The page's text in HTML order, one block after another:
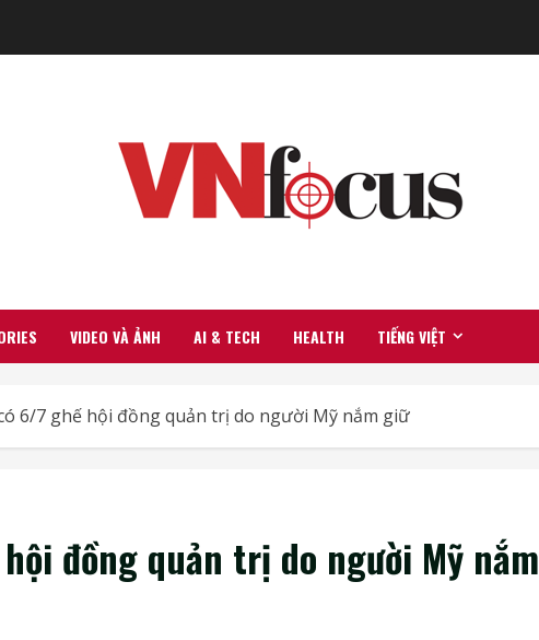
VIDEO VÀ ẢNH AI & TECH HEALTH TIẾNG VIỆT
6/7 ghế hội đồng quản trị do người Mỹ nắm giữ
đồng quản trị do người Mỹ nắm